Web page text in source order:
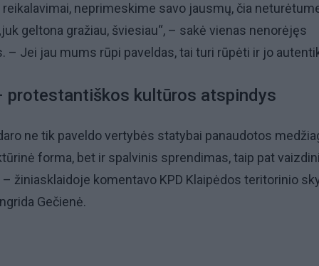
neprimeskime savo jausmų, čia
geltona gražiau, šviesiau“, – sakė vienas nenorėjęs
– Jei jau mums rūpi paveldas, tai turi rūpėti ir jo
protestantiškos kultūros atspindys
ne tik paveldo vertybės statybai panaudotos
forma, bet ir spalvinis sprendimas, taip pat
– žiniasklaidoje komentavo KPD Klaipėdos teritorinio
Gečienė.